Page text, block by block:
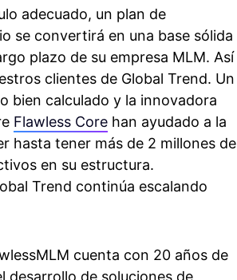
adecuado, un plan de
se convertirá en una base sólida
plazo de su empresa MLM. Así
clientes de Global Trend. Un
bien calculado y la innovadora
Flawless Core han ayudado a la
hasta tener más de 2 millones de
en su estructura.
Trend continúa escalando
cuenta con 20 años de
desarrollo de soluciones de